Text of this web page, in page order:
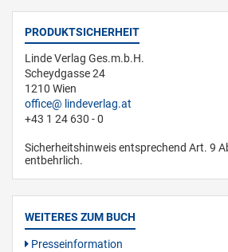
PRODUKTSICHERHEIT
Linde Verlag Ges.m.b.H.
Scheydgasse 24
1210 Wien
office
lindeverlag.at
+43 1 24 630 - 0
Sicherheitshinweis entsprechend Art. 9
entbehrlich.
WEITERES ZUM BUCH
Presseinformation